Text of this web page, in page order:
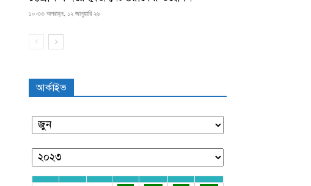
১০:৩৩ অপরাহ্ন, ১২ জানুয়ারি ২৬
আর্কাইভ